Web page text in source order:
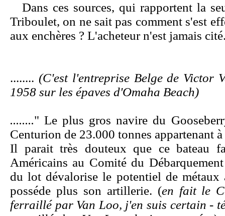
Dans ces sources, qui rapportent la
Triboulet, on ne sait pas comment s'est
aux enchères ? L'acheteur n'est jamais
........ (C'est l'entreprise Belge de
1958 sur les épaves d'Omaha Beach)
........" Le plus gros navire du
Centurion de 23.000 tonnes appartenant
Il parait très douteux que ce bateau
Américains au Comité du
du lot dévalorise le potentiel de métaux
posséde plus son artillerie. (en fait le
ferraillé par Van Loo, j'en suis certain -